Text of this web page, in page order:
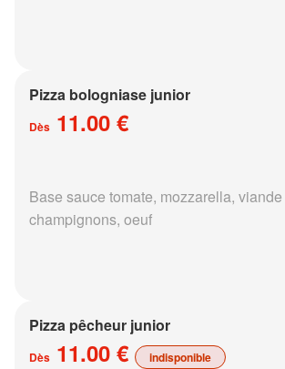
Pizza bologniase junior
Dès 11.00 €
Base sauce tomate, mozzarella,
champignons, oeuf
Pizza pêcheur junior
Dès 11.00 € indisponible